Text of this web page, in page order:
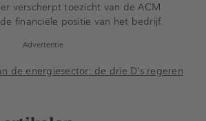
verscherpt toezicht van de ACM
financiële positie van het bedrijf.
Advertentie
de energiesector: de drie D’s regeren